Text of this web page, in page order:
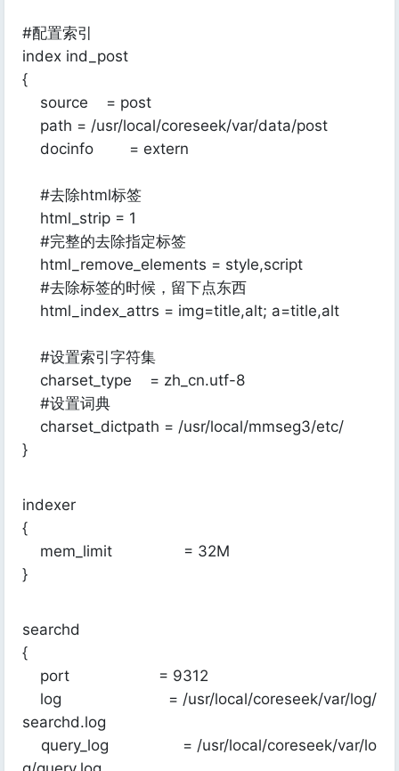
#配置索引
index ind_post
{
source = post
path = /usr/local/coreseek/var/data/post
docinfo = extern
#去除html标签
html_strip = 1
#完整的去除指定标签
html_remove_elements = style,script
#去除标签的时候，留下点东西
html_index_attrs = img=title,alt; a=title,alt
#设置索引字符集
charset_type = zh_cn.utf-8
#设置词典
charset_dictpath = /usr/local/mmseg3/etc/
}
indexer
{
mem_limit = 32M
}
searchd
{
port = 9312
log = /usr/local/coreseek/var/log/
searchd.log
query_log = /usr/local/coreseek/var/lo